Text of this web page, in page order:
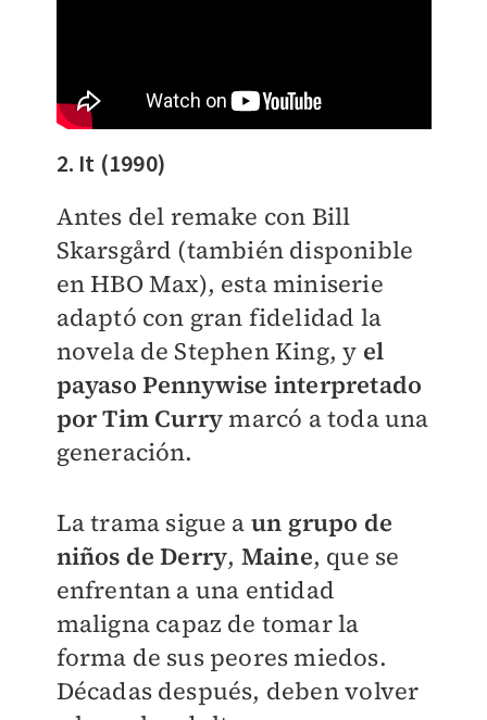
2. It (1990)
Antes del remake con Bill
Skarsgård (también disponible
en HBO Max), esta miniserie
adaptó con gran fidelidad la
novela de Stephen King, y el
payaso Pennywise interpretado
por Tim Currymarcó a toda una
generación.
La trama sigue a un grupo de
niños de Derry, Maine, que se
enfrentan a una entidad
maligna capaz de tomar la
forma de sus peores miedos.
Décadas después, deben volver